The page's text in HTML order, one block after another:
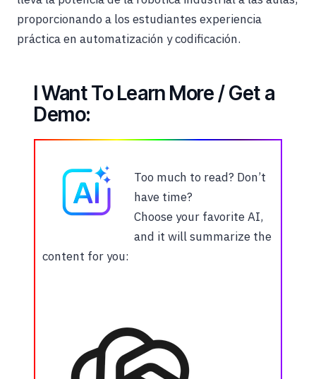
proporcionando a los estudiantes experiencia
práctica en automatización y codificación.
I Want To Learn More / Get a
Demo:
Too much to read? Don’t
have time?
Choose your favorite AI,
and it will summarize the
content for you: